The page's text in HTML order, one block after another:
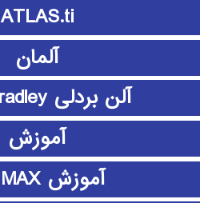
ATLAS.ti
آلمان
آلن بردلی Allen bradley
آموزش
آموزش 3D MAX